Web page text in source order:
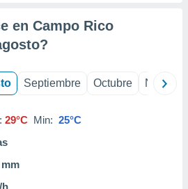
en Campo Rico
?
Septiembre Octubre
29°C Min: 25°C
mm
h